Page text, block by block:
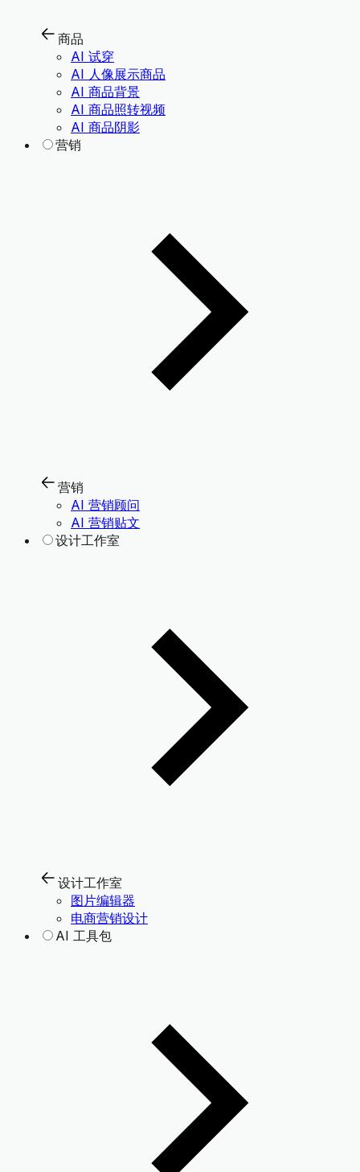
商品
AI 试穿
AI 人像展示商品
AI 商品背景
AI 商品照转视频
AI 商品阴影
营销
营销
AI 营销顾问
AI 营销贴文
设计工作室
设计工作室
图片编辑器
电商营销设计
AI 工具包